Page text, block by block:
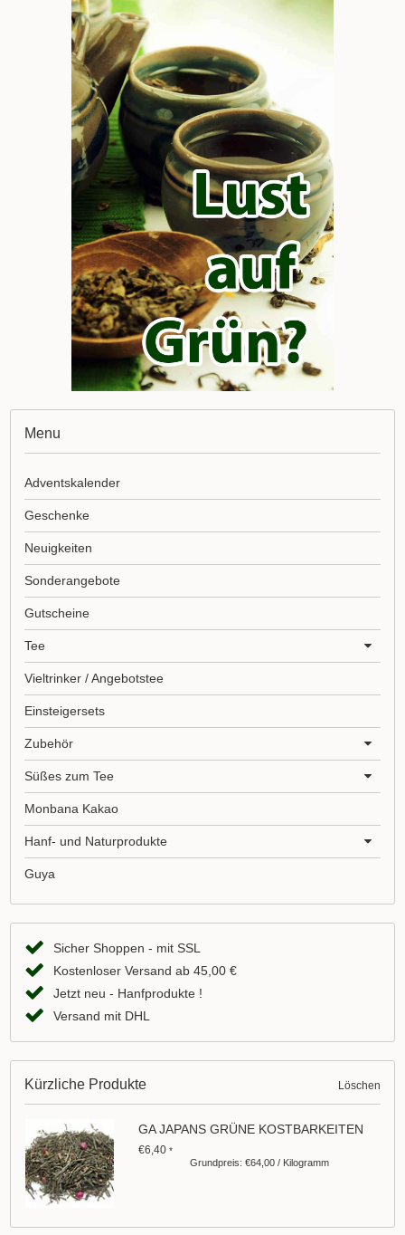
Menu
Adventskalender
Geschenke
Neuigkeiten
Sonderangebote
Gutscheine
Tee
Vieltrinker / Angebotstee
Einsteigersets
Zubehör
Süßes zum Tee
Monbana Kakao
Hanf- und Naturprodukte
Guya
Sicher Shoppen - mit SSL
Kostenloser Versand ab 45,00 €
Jetzt neu - Hanfprodukte !
Versand mit DHL
Kürzliche Produkte Löschen
GA JAPANS GRÜNE KOSTBARKEITEN
€6,40*
Grundpreis: €64,00 / Kilogramm